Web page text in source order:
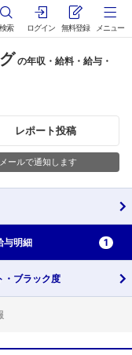
検索 ログイン 無料登録 メニュー
の年収・給料・給与・
レポート投稿
ールで通知します
与明細 1
ブラック度